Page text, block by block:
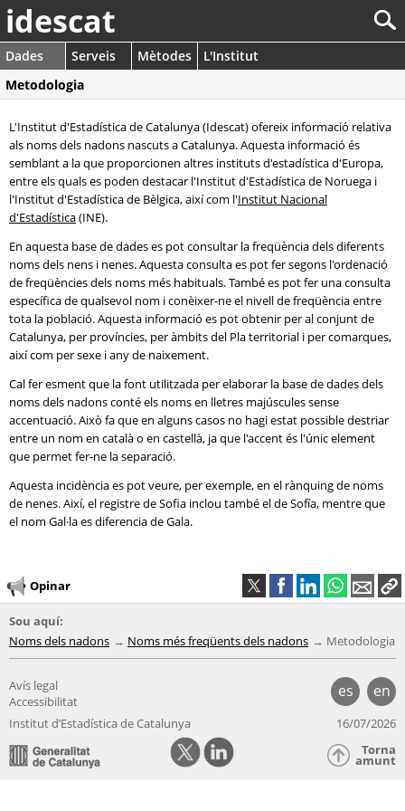
idescat
Dades Serveis Mètodes
L'Institut
Metodologia
L'Institut d'Estadística de Catalunya (Idescat) ofereix informació relativa
als noms dels nadons nascuts a Catalunya. Aquesta informació és
semblant a la que proporcionen altres instituts d'estadística d'Europa,
entre els quals es poden destacar l'Institut d'Estadística de Noruega i
l'Institut d'Estadística de Bèlgica, així com l'Institut Nacional
d'Estadística(INE).
En aquesta base de dades es pot consultar la freqüència dels diferents
noms dels nens i nenes. Aquesta consulta es pot fer segons l'ordenació
de freqüències dels noms més habituals. També es pot fer una consulta
específica de qualsevol nom i conèixer-ne el nivell de freqüència entre
tota la població. Aquesta informació es pot obtenir per al conjunt de
Catalunya, per províncies, per àmbits del Pla territorial i per comarques,
així com per sexe i any de naixement.
Cal fer esment que la font utilitzada per elaborar la base de dades dels
noms dels nadons conté els noms en lletres majúscules sense
accentuació. Això fa que en alguns casos no hagi estat possible destriar
entre un nom en català o en castellà, ja que l'accent és l'únic element
que permet fer-ne la separació.
Aquesta incidència es pot veure, per exemple, en el rànquing de noms
de nenes. Així, el registre de Sofia inclou també el de Sofía, mentre que
el nom Gal·la es diferencia de Gala.
Opinar
Sou aquí:
Noms dels nadons
Noms més freqüents dels nadons Metodologia
es en
Avís legal
Accessibilitat
Institut d’Estadística de Catalunya
16/07/2026
Torna
amunt